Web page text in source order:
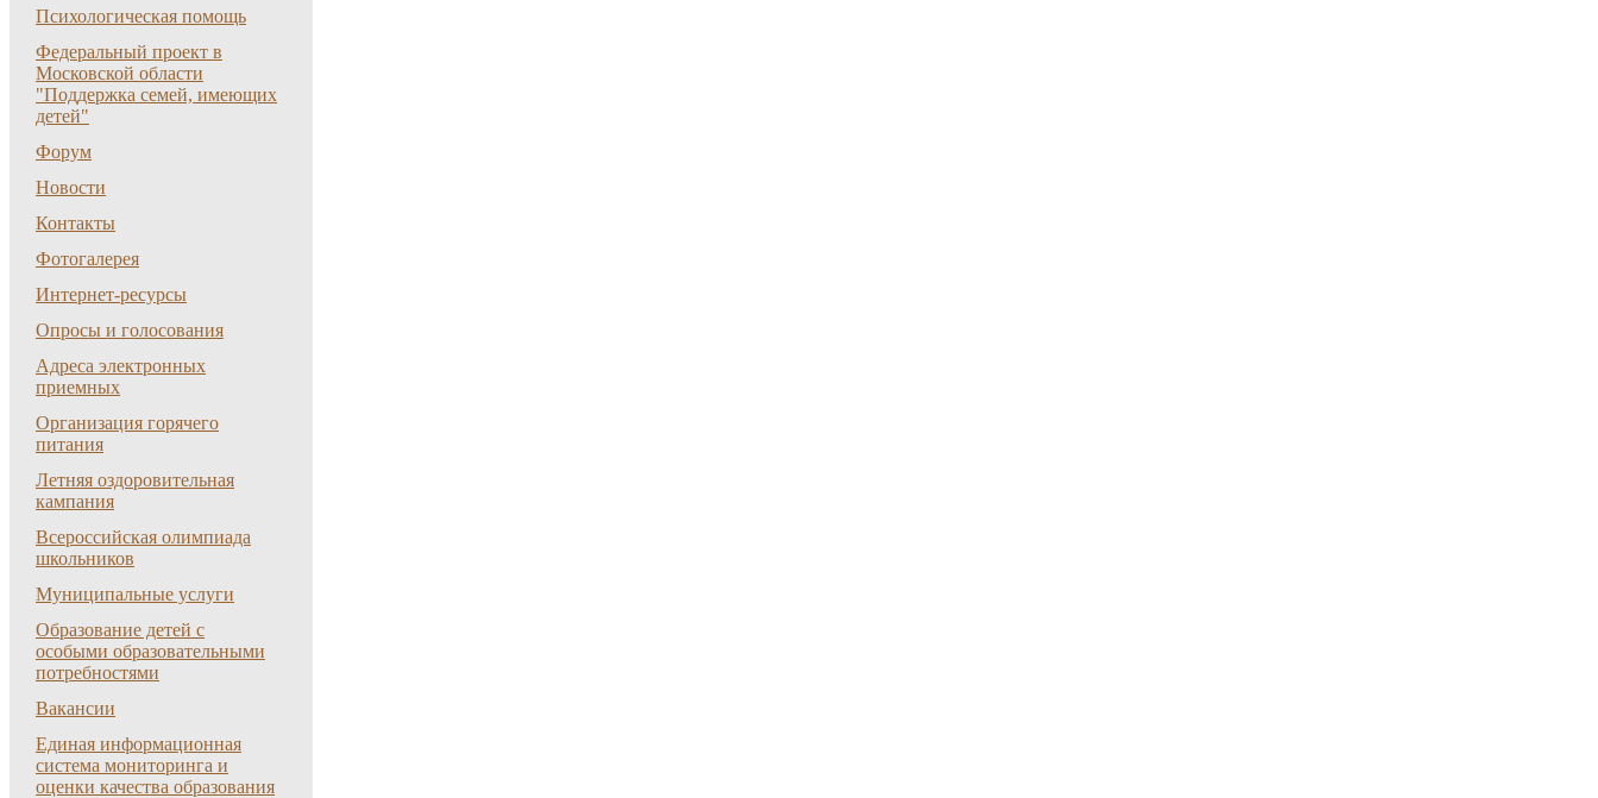
Психологическая помощь
Федеральный проект в
Московской области
"Поддержка семей, имеющих
детей"
Форум
Новости
Контакты
Фотогалерея
Интернет-ресурсы
Опросы и голосования
Адреса электронных
приемных
Организация горячего
питания
Летняя оздоровительная
кампания
Всероссийская олимпиада
школьников
Муниципальные услуги
Образование детей с
особыми образовательными
потребностями
Вакансии
Единая информационная
система мониторинга и
оценки качества образования